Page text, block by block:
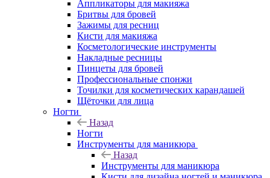
Аппликаторы для макияжа
Бритвы для бровей
Зажимы для ресниц
Кисти для макияжа
Косметологические инструменты
Накладные ресницы
Пинцеты для бровей
Профессиональные спонжи
Точилки для косметических карандашей
Щёточки для лица
Ногти
Назад
Ногти
Инструменты для маникюра
Назад
Инструменты для маникюра